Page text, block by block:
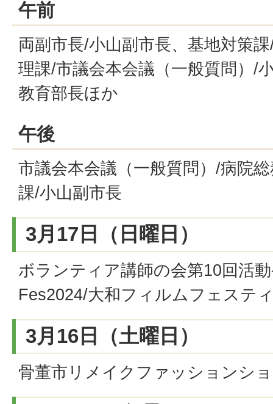
午前
両副市長/小山副市長、基地対策
理課/市議会本会議（一般質問）/
教育部長ほか
午後
市議会本会議（一般質問）/病院
課/小山副市長
3月17日（日曜日）
ボランティア講師の会第10回活
Fes2024/大和フィルムフェステ
3月16日（土曜日）
骨董市リメイクファッションシ